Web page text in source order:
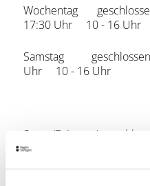
Wochentag
17:30 Uhr 10 - 16 Uhr
Samstag
Uhr 10 - 16 Uhr
Sonn-/Feiertag*
17:30 Uhr 10 - 16 Uhr